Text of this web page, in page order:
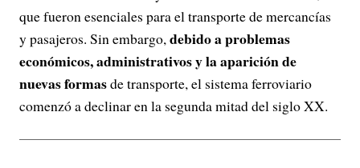
que fueron esenciales para el transporte de mercancías
y pasajeros. Sin embargo,debido a problemas
económicos, administrativos y la aparición de
nuevas formasde transporte, el sistema ferroviario
comenzó a declinar en la segunda mitad del siglo XX.